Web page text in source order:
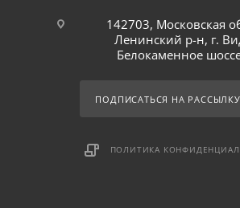
142703, Московская
Ленинский р-н, г.
Белокаменное
ПОДПИСАТЬСЯ НА РАССЫЛКУ
ПОЛИТИКА